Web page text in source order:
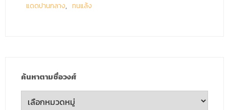
แดดปานกลาง
ทนแล้ง
ค้นหาตามชื่อวงศ์
ค้นหา
ตาม